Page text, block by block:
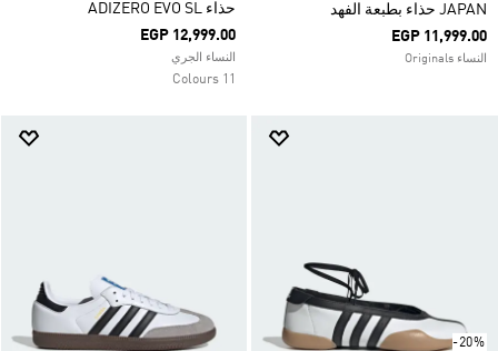
JAPAN حذاء بطبعة الفهد
EGP 11,999.00
النساء Originals
حذاء ADIZERO EVO SL
EGP 12,999.00
النساء الجري
11 Colours
-20%